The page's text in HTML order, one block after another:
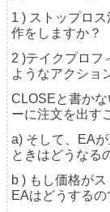
1 ) ストップロ
作をしますか？
2 )テイクプロフ
ようなアクショ
CLOSEと書か
ーに注文を出す
a) そして、EA
ときはどうなる
b ) もし価格が
EAはどうするの